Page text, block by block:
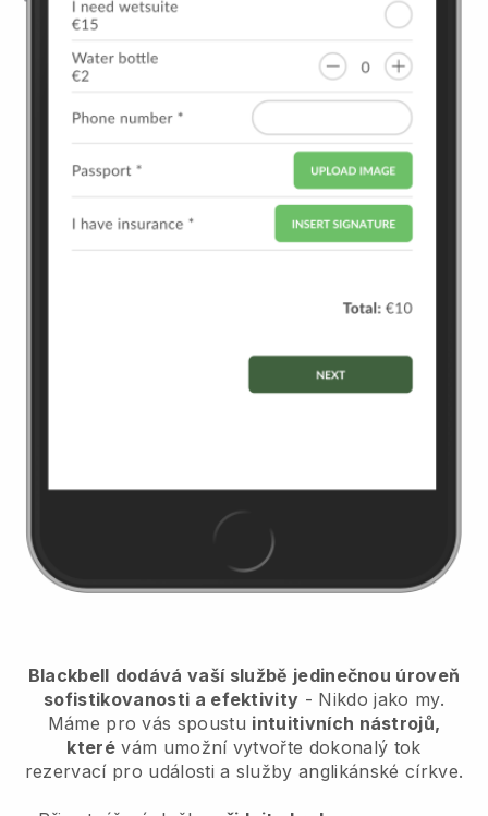
Blackbell dodává vaší službě jedinečnou úroveň
sofistikovanosti a efektivity - Nikdo jako my.
Máme pro vás spoustu intuitivních nástrojů,
které vám umožní vytvořte dokonalý tok
rezervací pro události a služby anglikánské církve.